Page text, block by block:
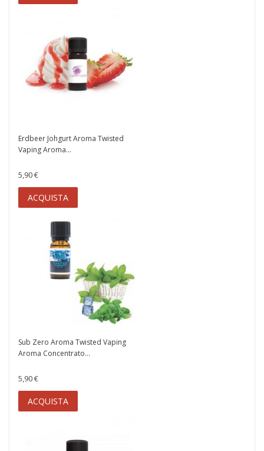
Erdbeer Johgurt Aroma Twisted
Vaping Aroma...
5,90 €
ACQUISTA
Sub Zero Aroma Twisted Vaping
Aroma Concentrato...
5,90 €
ACQUISTA